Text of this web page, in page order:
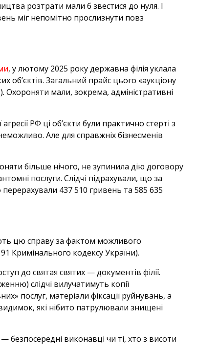
розтрати мали б звестися до нуля. І
міг непомітно прослизнути повз
, у лютому 2025 року державна філія уклала
об’єктів. Загальний прайс цього «аукціону
Охороняти мали, зокрема, адміністративні
РФ ці об’єкти були практично стерті з
Але для справжніх бізнесменів
більше нічого, не зупинила дію договору
послуги. Слідчі підрахували, що за
437 510 гривень та 585 635
цю справу за фактом можливого
Кримінального кодексу України).
до святая святих — документів філії.
слідчі вилучатимуть копії
послуг, матеріали фіксації руйнувань, а
які нібито патрулювали знищені
виконавці чи ті, хто з висоти